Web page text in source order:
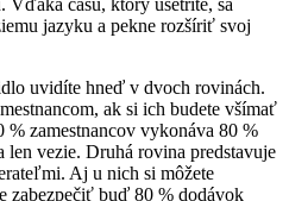
jazyku a pekne rozšíriť svoj
uvidíte hneď v dvoch rovinách.
ak si ich budete všímať
% zamestnancov vykonáva 80 %
len vezie. Druhá rovina predstavuje
Aj u nich si môžete
zabezpečiť buď 80 % dodávok